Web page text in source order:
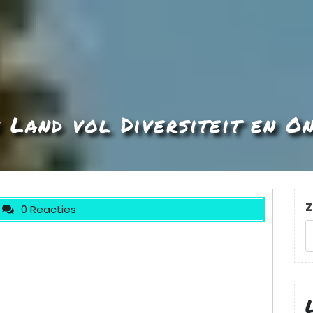
Land vol Diversiteit en
0 Reacties